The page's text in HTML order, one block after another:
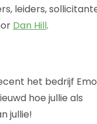
leiders,
Dan Hill.
het bedrijf
hoe jullie als
jullie!